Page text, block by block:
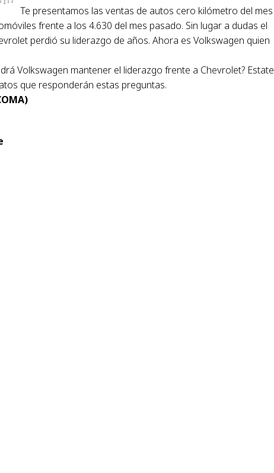
Te presentamos las ventas de autos cero kilómetro del mes
frente a los 4.630 del mes pasado. Sin lugar a dudas el
perdió su liderazgo de años. Ahora es Volkswagen quien
Volkswagen mantener el liderazgo frente a Chevrolet? Estate
que responderán estas preguntas.